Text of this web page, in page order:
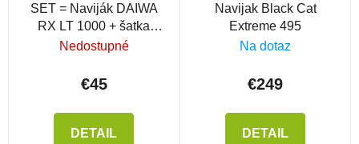
SET = Naviják DAIWA
RX LT 1000 + šatka
MIKADO
Nedostupné
€45
DETAIL
Navijak Black Cat
Extreme 495
Na dotaz
€249
DETAIL